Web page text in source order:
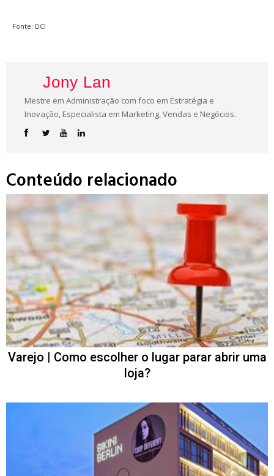
Fonte: DCI
Jony Lan
Mestre em Administração com foco em Estratégia e
Inovação, Especialista em Marketing, Vendas e Negócios.
Conteúdo relacionado
Varejo | Como escolher o lugar parar abrir uma
loja?